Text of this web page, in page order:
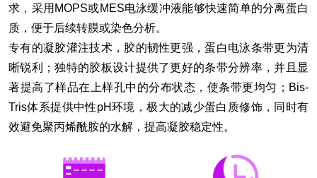
求，采用MOPS或MES电泳缓冲液能够快速简单的分离蛋白
质，便于后续转膜或染色分析。
专有的凝胶灌注技术，胶的韧性更强，蛋白电泳条带更为清
晰锐利；独特的胶板设计提供了更好的条带分辨率，并且显
著提高了样品在上样孔中的分布状态，使条带更均匀；Bis-
Tris体系提供中性pH环境，极大的减少蛋白质修饰，同时有
效避免聚丙烯酰胺的水解，提高凝胶稳定性。